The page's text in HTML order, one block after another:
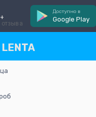
отзыва
Доступно в
Google Play
LENTA